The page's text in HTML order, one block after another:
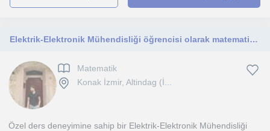
Elektrik-Elektronik Mühendisliği öğrencisi olarak matematik derslerinde öğrencilerime sağlam bir temel kazandırmayı hedefliyorum. Sabırlı ve anlaşılır anlatımımla ilkokul, ortaokul ve lise düzeyinde özel ders veriyorum
Matematik
Konak İzmir, Altindag (İ...
Özel ders deneyimine sahip bir Elektrik-Elektronik Mühendisliği